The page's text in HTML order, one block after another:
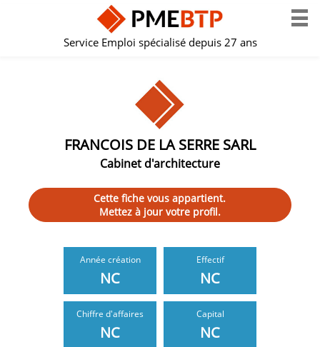
Service Emploi spécialisé depuis 27 ans
FRANCOIS DE LA SERRE SARL
Cabinet d'architecture
Cette fiche vous appartient.
Mettez à jour votre profil.
Année création
NC
Effectif
NC
Chiffre d'affaires
NC
Capital
NC